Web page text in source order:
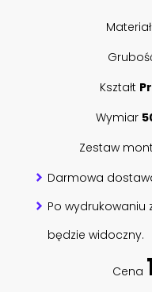
Materiał
Kształt
Wymiar
Zestaw
Darmowa
Po wydrukowaniu
będzie widoczny.
Cena